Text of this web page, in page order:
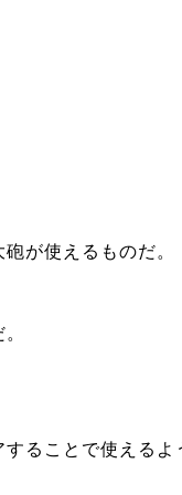
が使えるものだ。
ることで使えるよ